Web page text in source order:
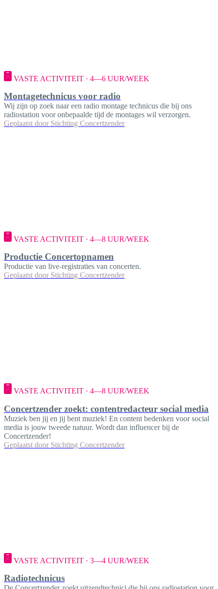
VASTE ACTIVITEIT · 4—6 UUR/WEEK
Montagetechnicus voor radio
Wij zijn op zoek naar een radio montage technicus die bij ons
radiostation voor onbepaalde tijd de montages wil verzorgen.
Geplaatst door Stichting Concertzender
VASTE ACTIVITEIT · 4—8 UUR/WEEK
Productie Concertopnamen
Productie van live-registraties van concerten.
Geplaatst door Stichting Concertzender
VASTE ACTIVITEIT · 4—8 UUR/WEEK
Concertzender zoekt: contentredacteur social media
Muziek ben jij en jij bent muziek! En content bedenken voor social
media is jouw tweede natuur. Wordt dan influencer bij de
Concertzender!
Geplaatst door Stichting Concertzender
VASTE ACTIVITEIT · 3—4 UUR/WEEK
Radiotechnicus